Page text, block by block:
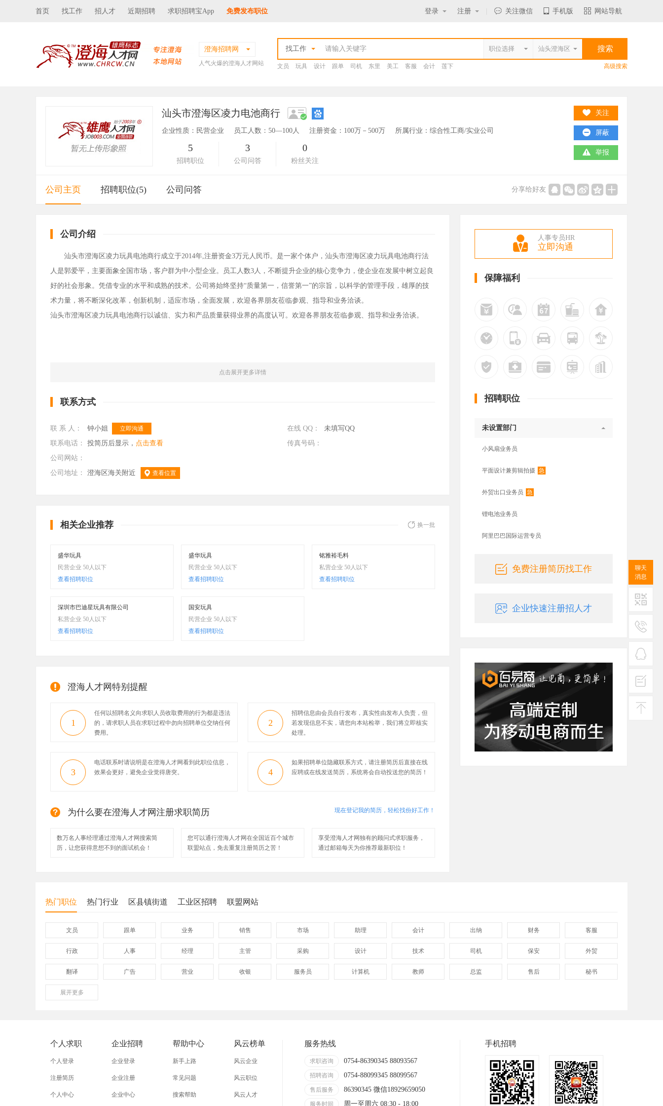
首页 找工作 招人才 近期招聘 求职招聘宝App 免费发布职位 登录 注册 关注微信 手机版 网站导航
澄海招聘网
人气火爆的澄海人才网站
找工作
文员 玩具 设计 跟单 司机 东里 美工 客服 会计 莲下 高级搜索
汕头市澄海区凌力电池商行
企业性质：民营企业 员工人数：50—100人 注册资金：100万－500万 所属行业：综合性工商/实业公司
5
招聘职位
3
公司问答
0
粉丝关注
关注
屏蔽
举报
公司主页 招聘职位(5) 公司问答 分享给好友
公司介绍
汕头市澄海区凌力玩具电池商行成立于2014年,注册资金3万元人民币。是一家个体户，汕头市澄海区凌力玩具电池商行法
人是郭爱平，主要面象全国市场，客户群为中小型企业。员工人数3人，不断提升企业的核心竞争力，使企业在发展中树立起良
好的社会形象。凭借专业的水平和成熟的技术。公司将始终坚持“质量第一，信誉第一”的宗旨，以科学的管理手段，雄厚的技
术力量，将不断深化改革，创新机制，适应市场，全面发展，欢迎各界朋友莅临参观、指导和业务洽谈。
汕头市澄海区凌力玩具电池商行以诚信、实力和产品质量获得业界的高度认可。欢迎各界朋友莅临参观、指导和业务洽谈。
点击展开更多详情
联系方式
联 系 人： 钟小姐 立即沟通 在线 QQ：
未填写QQ
联系电话：
投简历后显示， 点击查看
传真号码：
公司网站：
公司地址：
澄海区海关附近 查看位置
相关企业推荐 换一批
盛华玩具
民营企业 50人以下
查看招聘职位
盛华玩具
民营企业 50人以下
查看招聘职位
铭雅裕毛料
私营企业 50人以下
查看招聘职位
深圳市巴迪星玩具有限公司
私营企业 50人以下
查看招聘职位
国安玩具
民营企业 50人以下
查看招聘职位
澄海人才网特别提醒
1
任何以招聘名义向求职人员收取费用的行为都是违法
的，请求职人员在求职过程中勿向招聘单位交纳任何
费用。
2
招聘信息由会员自行发布，真实性由发布人负责，但
若发现信息不实，请您向本站检举，我们将立即核实
处理。
3
电话联系时请说明是在澄海人才网看到此职位信息，
效果会更好，避免企业觉得唐突。
4
如果招聘单位隐藏联系方式，请注册简历后直接在线
应聘或在线发送简历，系统将会自动投送您的简历！
为什么要在澄海人才网注册求职简历 现在登记我的简历，轻松找份好工作！
数万名人事经理通过澄海人才网搜索简
历，让您获得意想不到的面试机会！
您可以通行澄海人才网在全国近百个城市
联盟站点，免去重复注册简历之苦！
享受澄海人才网独有的顾问式求职服务，
通过邮箱每天为你推荐最新职位！
人事专员HR
立即沟通
保障福利
招聘职位
未设置部门
小风扇业务员
平面设计兼剪辑拍摄 急
外贸出口业务员 急
锂电池业务员
阿里巴巴国际运营专员
免费注册简历找工作
企业快速注册招人才
热门职位 热门行业 区县镇街道 工业区招聘 联盟网站
文员 跟单 业务 销售 市场 助理 会计 出纳 财务 客服
行政 人事 经理 主管 采购 设计 技术 司机 保安 外贸
翻译 广告 营业 收银 服务员 计算机 教师 总监 售后 秘书
保险
展开更多
个人求职
个人登录
注册简历
个人中心
企业招聘
企业登录
企业注册
企业中心
帮助中心
新手上路
常见问题
搜索帮助
风云榜单
风云企业
风云职位
风云人才
服务热线
求职咨询 0754-86390345 88093567
招聘咨询 0754-88099345 88099567
售后服务 86390345 微信18929659050
服务时间 周一至周六 08:30 - 18:00
手机招聘
聊天
消息
二维码
热线
客服
建议